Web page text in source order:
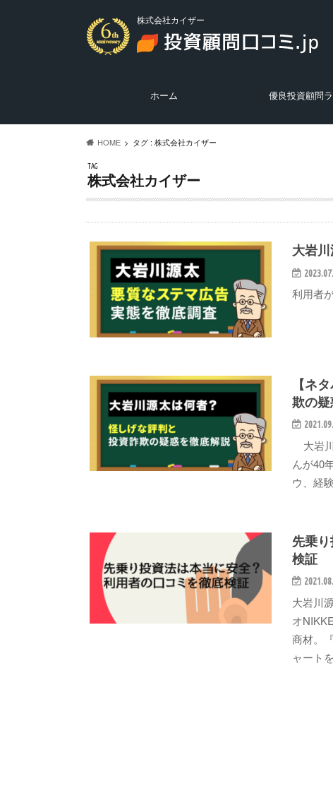
株式会社カイザー
ホーム
優良投資顧問
HOME タグ : 株式会社カイザー
TAG
株式会社カイザー
大岩
利用者
【ネ
欺の
大岩
んが40
ウ、経
先乗
検証
大岩川
オ
商材。
ャート